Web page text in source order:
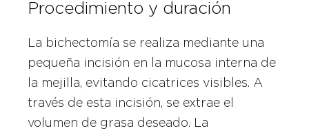
Procedimiento y duración
La bichectomía se realiza mediante una
pequeña incisión en la mucosa interna de
la mejilla, evitando cicatrices visibles. A
través de esta incisión, se extrae el
volumen de grasa deseado. La